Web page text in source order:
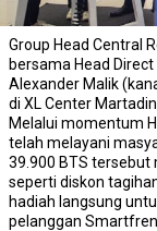
Group Head Central
bersama Head
Alexander Malik
di XL Center
Melalui momentum
telah melayani
39.900 BTS tersebut
seperti diskon
hadiah langsung
pelanggan